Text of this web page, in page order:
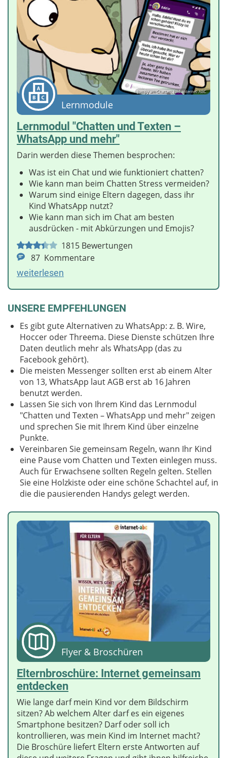
Jumpy am Chatten; Bild: Internet-ABC
Lernmodule
Lernmodul "Chatten und Texten –
WhatsApp und mehr"
Darin werden diese Themen besprochen:
Was ist ein Chat und wie funktioniert chatten?
Wie kann man beim Chatten Stress vermeiden?
Warum sind einige Eltern dagegen, dass ihr
Kind WhatsApp nutzt?
Wie kann man sich im Chat am besten
ausdrücken - mit Abkürzungen und Emojis?
1815 Bewertungen
87 Kommentare
weiterlesen
UNSERE EMPFEHLUNGEN
Es gibt gute Alternativen zu WhatsApp: z. B. Wire,
Hoccer oder Threema. Diese Dienste schützen Ihre
Daten deutlich mehr als WhatsApp (das zu
Facebook gehört).
Die meisten Messenger sollten erst ab einem Alter
von 13, WhatsApp laut AGB erst ab 16 Jahren
benutzt werden.
Lassen Sie sich von Ihrem Kind das Lernmodul
"Chatten und Texten – WhatsApp und mehr" zeigen
und sprechen Sie mit Ihrem Kind über einzelne
Punkte.
Vereinbaren Sie gemeinsam Regeln, wann Ihr Kind
eine Pause vom Chatten und Texten einlegen muss.
Auch für Erwachsene sollten Regeln gelten. Stellen
Sie eine Holzkiste oder eine schöne Schachtel auf, in
die die pausierenden Handys gelegt werden.
Flyer & Broschüren
Elternbroschüre: Internet gemeinsam
entdecken
Wie lange darf mein Kind vor dem Bildschirm
sitzen? Ab welchem Alter darf es ein eigenes
Smartphone besitzen? Darf oder soll ich
kontrollieren, was mein Kind im Internet macht?
Die Broschüre liefert Eltern erste Antworten auf